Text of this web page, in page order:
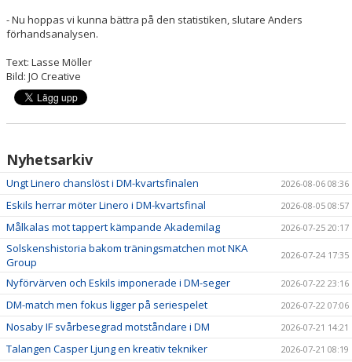
- Nu hoppas vi kunna bättra på den statistiken, slutare Anders
förhandsanalysen.
Text: Lasse Möller
Bild: JO Creative
Nyhetsarkiv
Ungt Linero chanslöst i DM-kvartsfinalen 2026-08-06 08:36
Eskils herrar möter Linero i DM-kvartsfinal 2026-08-05 08:57
Målkalas mot tappert kämpande Akademilag 2026-07-25 20:17
Solskenshistoria bakom träningsmatchen mot NKA
Group
2026-07-24 17:35
Nyförvärven och Eskils imponerade i DM-seger 2026-07-22 23:16
DM-match men fokus ligger på seriespelet 2026-07-22 07:06
Nosaby IF svårbesegrad motståndare i DM 2026-07-21 14:21
Talangen Casper Ljung en kreativ tekniker 2026-07-21 08:19